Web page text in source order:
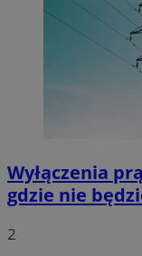
Wyłączenia
gdzie nie
2